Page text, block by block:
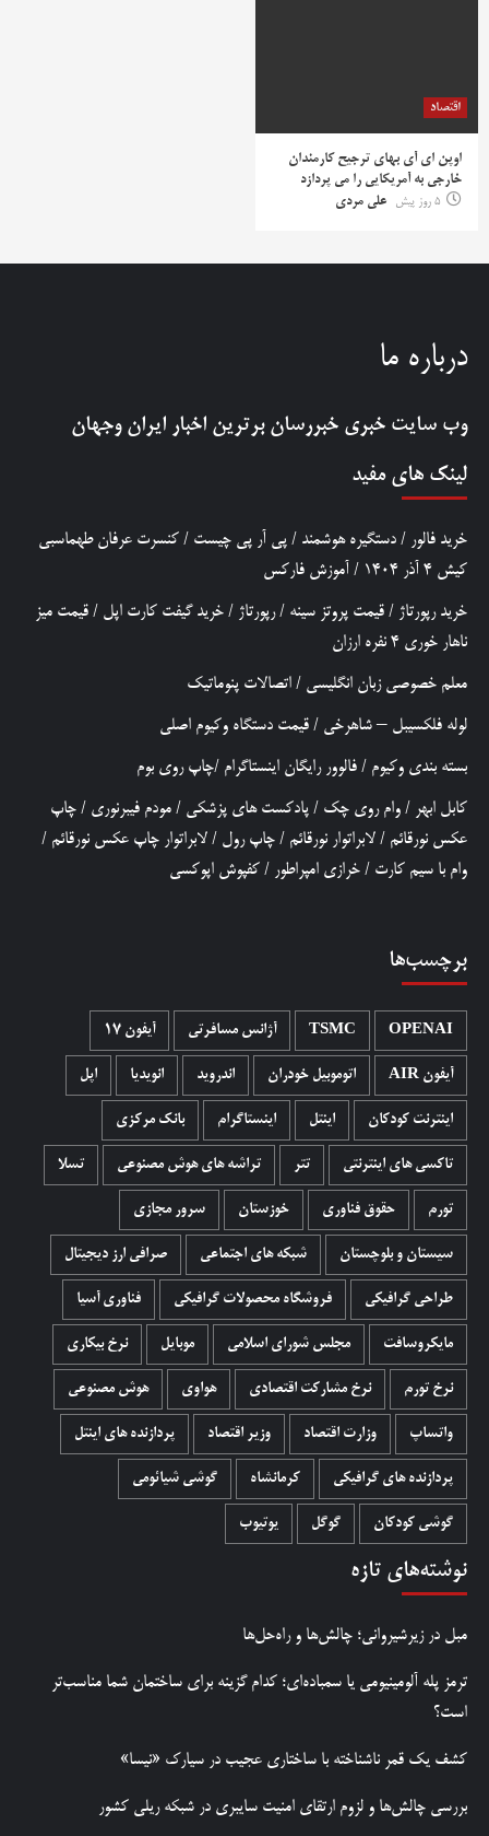
اقتصاد
اوپن ای آی بهای ترجیح کارمندان
خارجی به آمریکایی را می پردازد
5 روز پیش
علی مردی
درباره ما
وب سایت خبری خبررسان برترین اخبار ایران وجهان
لینک های مفید
خرید فالور / دستگیره هوشمند / پی آر پی چیست / کنسرت عرفان طهماسبی
کیش 4 آذر 1404
/ آموزش فارکس
خرید رپورتاژ / قیمت پروتز سینه /رپورتاژ / خرید گیفت کارت اپل / قیمت میز
ناهار خوری 4 نفره ارزان
معلم خصوصی زبان انگلیسی / اتصالات پنوماتیک
لوله فلکسیبل – شاهرخی / قیمت دستگاه وکیوم اصلی
بسته بندی وکیوم / فالوور رایگان اینستاگرام /چاپ روی بوم
کابل ابهر / وام روی چک / پادکست های پزشکی / مودم فیبرنوری / چاپ
عکس نورقائم / لابراتوار نورقائم / چاپ رول / لابراتوار چاپ عکس نورقائم /
وام با سیم کارت / خرازی امپراطور / کفپوش اپوکسی
برچسب‌ها
OPENAI
TSMC آژانس مسافرتی آیفون 17
آیفون AIR اتوموبیل خودران اندروید انویدیا اپل
اینترنت کودکان اینتل اینستاگرام بانک مرکزی
تاکسی های اینترنتی تتر تراشه های هوش مصنوعی تسلا
تورم حقوق فناوری خوزستان سرور مجازی
سیستان و بلوچستان شبکه های اجتماعی صرافی ارز دیجیتال
طراحی گرافیکی فروشگاه محصولات گرافيکی فناوری آسیا
مایکروسافت مجلس شورای اسلامی موبایل نرخ بیکاری
نرخ تورم نرخ مشارکت اقتصادی هواوی هوش مصنوعی
واتساپ وزارت اقتصاد وزیر اقتصاد پردازنده های اینتل
پردازنده های گرافیکی کرمانشاه گوشی شیائومی
گوشی کودکان گوگل یوتیوب
نوشته‌های تازه
مبل در زیرشیروانی؛ چالش‌ها و راه‌حل‌ها
ترمز پله آلومینیومی یا سمباده‌ای؛ کدام گزینه برای ساختمان شما مناسب‌تر
است؟
کشف یک قمر ناشناخته با ساختاری عجیب در سیارک «نیسا»
بررسی چالش‌ها و لزوم ارتقای امنیت سایبری در شبکه ریلی کشور